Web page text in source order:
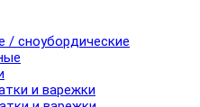
/ сноубордические
и варежки